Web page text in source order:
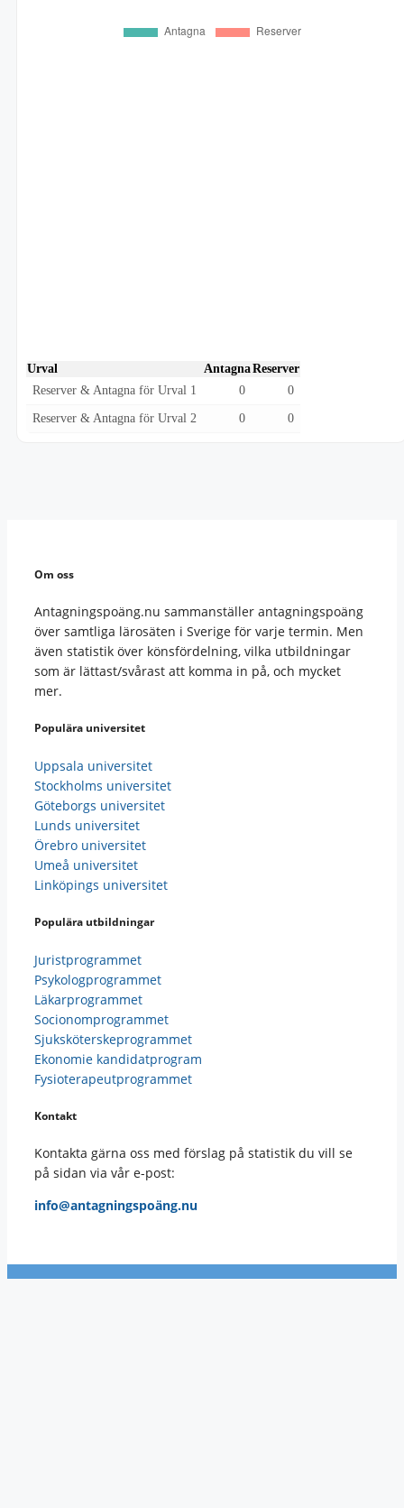
Urval AntagnaReserver
Reserver & Antagna för Urval 1
0 0
Reserver & Antagna för Urval 2 0 0
Om oss
Antagningspoäng.nu sammanställer antagningspoäng
över samtliga lärosäten i Sverige för varje termin. Men
även statistik över könsfördelning, vilka utbildningar
som är lättast/svårast att komma in på, och mycket
mer.
Populära universitet
Uppsala universitet
Stockholms universitet
Göteborgs universitet
Lunds universitet
Örebro universitet
Umeå universitet
Linköpings universitet
Populära utbildningar
Juristprogrammet
Psykologprogrammet
Läkarprogrammet
Socionomprogrammet
Sjuksköterskeprogrammet
Ekonomie kandidatprogram
Fysioterapeutprogrammet
Kontakt
Kontakta gärna oss med förslag på statistik du vill se
på sidan via vår e-post:
info@antagningspoäng.nu